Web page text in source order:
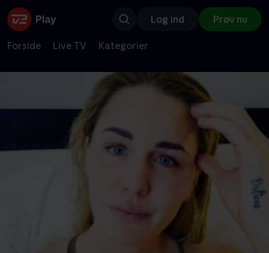
Log ind Prøv nu
Forside Live TV Kategorier